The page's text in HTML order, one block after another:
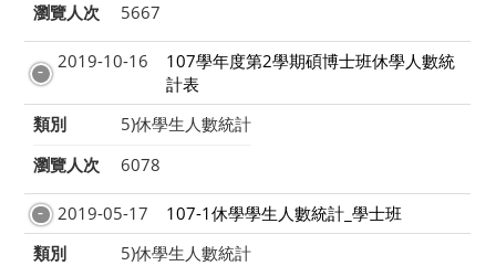
瀏覽人次
5667
2019-10-16
107學年度第2學期碩博士班休學人數統
計表
類別
5)休學生人數統計
瀏覽人次
6078
2019-05-17
107-1休學學生人數統計_學士班
類別
5)休學生人數統計